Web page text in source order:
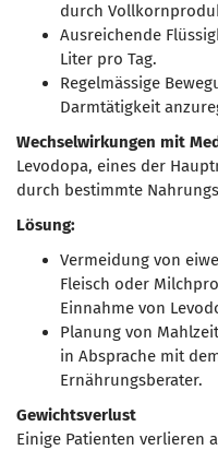
durch
Ausreichende
Liter pro Tag.
Regelmässige
Darmtätigkeit
Wechselwirkungen mit
Levodopa, eines der
durch bestimmte
Lösung:
Vermeidung von
Fleisch oder
Einnahme von
Planung von
in Absprache mit
Ernährungsberater.
Gewichtsverlust
Einige Patienten verlieren